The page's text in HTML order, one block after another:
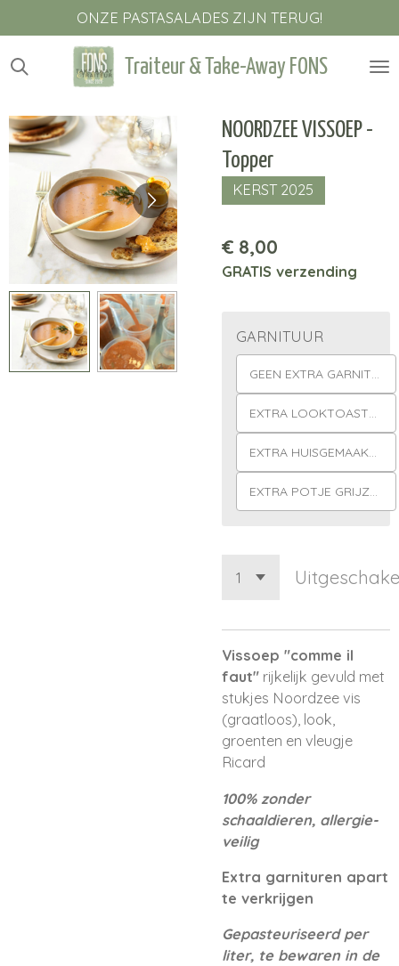
direct
naar
Traiteur & Take-Away FONS
ONZE PASTASALADES ZIJN TERUG!
NOORDZEE VISSOEP -
Topper
KERST 2025
€ 8,00
GRATIS verzending
GARNITUUR
GEEN EXTRA GARNITUUR
EXTRA LOOKTOASTEN
EXTRA HUISGEMAAKTE ROUILLE
EXTRA POTJE GRIJZE GARNALEN
Vissoep "comme il
faut" rijkelijk gevuld met
stukjes Noordzee vis
(graatloos), look,
groenten en vleugje
Ricard
100% zonder
schaaldieren, allergie-
veilig
Extra garnituren apart
te verkrijgen
Gepasteuriseerd per
liter, te bewaren in de